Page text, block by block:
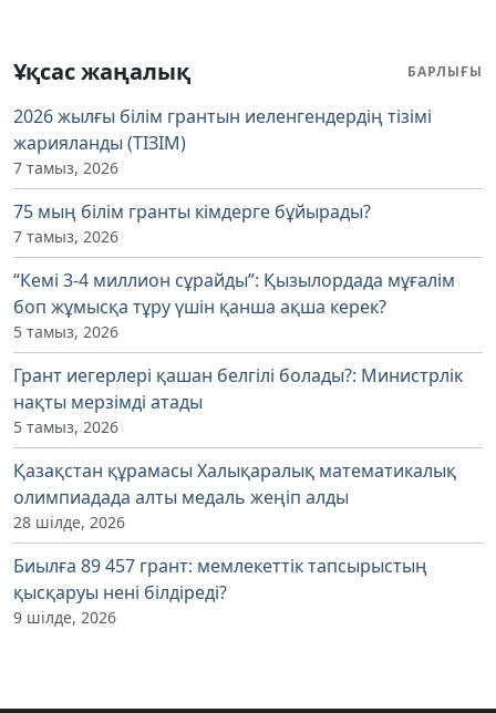
Ұқсас жаңалық БАРЛЫҒЫ
2026 жылғы білім грантын иеленгендердің тізімі
жарияланды (ТІЗІМ)
7 тамыз, 2026
75 мың білім гранты кімдерге бұйырады?
7 тамыз, 2026
“Кемі 3-4 миллион сұрайды”: Қызылордада мұғалім
боп жұмысқа тұру үшін қанша ақша керек?
5 тамыз, 2026
Грант иегерлері қашан белгілі болады?: Министрлік
нақты мерзімді атады
5 тамыз, 2026
Қазақстан құрамасы Халықаралық математикалық
олимпиадада алты медаль жеңіп алды
28 шілде, 2026
Биылға 89 457 грант: мемлекеттік тапсырыстың
қысқаруы нені білдіреді?
9 шілде, 2026